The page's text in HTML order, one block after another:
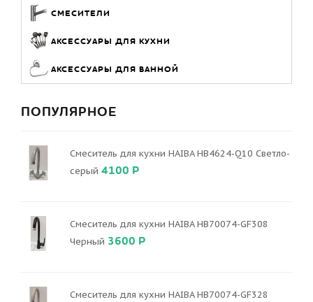
СМЕСИТЕЛИ
АКСЕССУАРЫ ДЛЯ КУХНИ
АКСЕССУАРЫ ДЛЯ ВАННОЙ
ПОПУЛЯРНОЕ
Смеситель для кухни HAIBA HB4624-Q10 Светло-
серый 4100 Р
Смеситель для кухни HAIBA HB70074-GF308
Черный 3600 Р
Смеситель для кухни HAIBA HB70074-GF328